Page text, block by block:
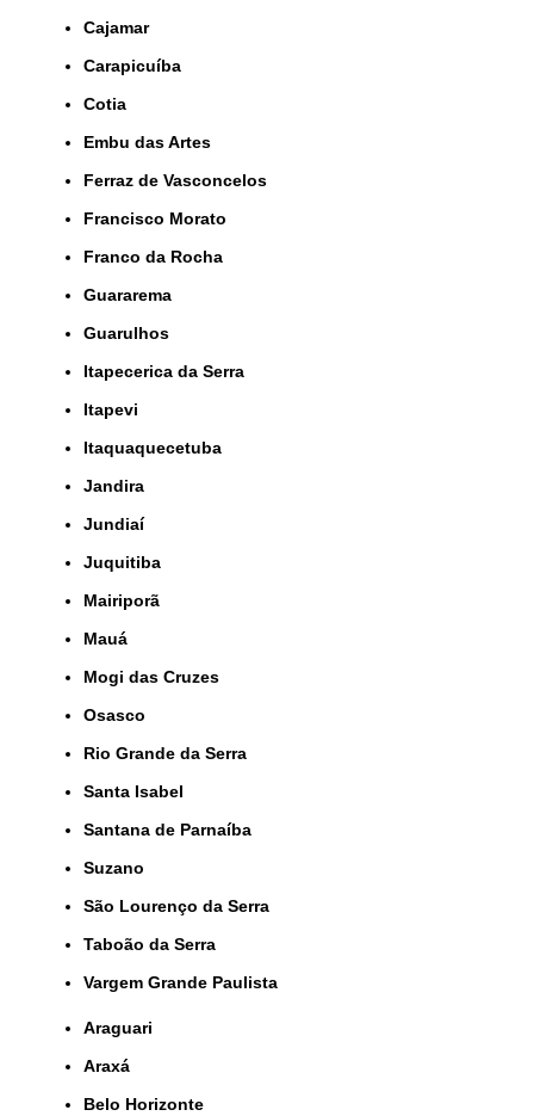
Cajamar
Carapicuíba
Cotia
Embu das Artes
Ferraz de Vasconcelos
Francisco Morato
Franco da Rocha
Guararema
Guarulhos
Itapecerica da Serra
Itapevi
Itaquaquecetuba
Jandira
Jundiaí
Juquitiba
Mairiporã
Mauá
Mogi das Cruzes
Osasco
Rio Grande da Serra
Santa Isabel
Santana de Parnaíba
Suzano
São Lourenço da Serra
Taboão da Serra
Vargem Grande Paulista
Araguari
Araxá
Belo Horizonte